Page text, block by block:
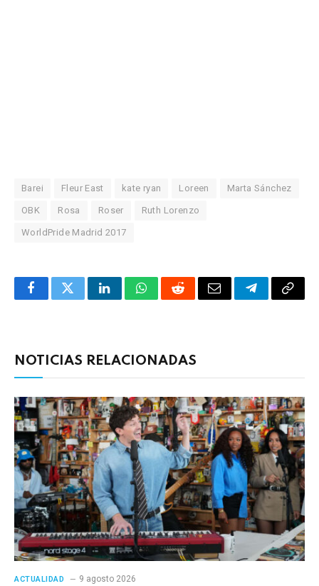
Barei Fleur East kate ryan Loreen Marta Sánchez
OBK Rosa Roser Ruth Lorenzo
WorldPride Madrid 2017
FacebookTwitterLinkedInWhatsAppRedditCorreoTelegrama
NOTICIAS RELACIONADAS
ACTUALIDAD 9 agosto 2026